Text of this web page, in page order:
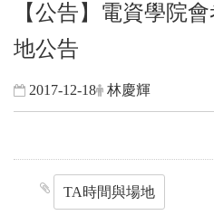
【公告】電資學院
地公告
2017-12-18 林慶輝
TA時間與場地